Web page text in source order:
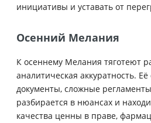
инициативы и уставать от
Осенний Мелания
К осеннему Мелания тяготеют
аналитическая аккуратность.
документы, сложные
разбирается в нюансах и
качества ценны в праве,